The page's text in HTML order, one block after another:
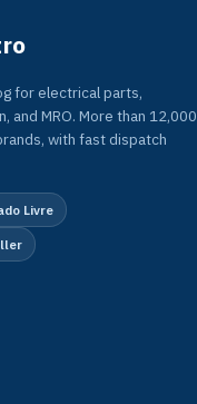
for electrical parts,
and MRO. More than 12,000
with fast dispatch
Livre